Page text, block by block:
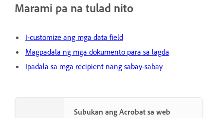
Marami pa na tulad nito
I-customize ang mga data field
Magpadala ng mga dokumento para sa lagda
Ipadala sa mga recipient nang sabay-sabay
Subukan ang Acrobat sa web